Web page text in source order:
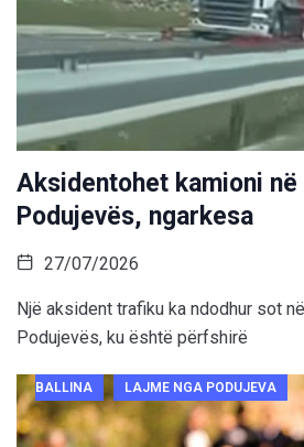
Aksidentohet kamioni në
Podujevës, ngarkesa
27/07/2026
Një aksident trafiku ka ndodhur sot
Podujevës, ku është përfshirë
BALLINA LAJME NGA PODUJEVA